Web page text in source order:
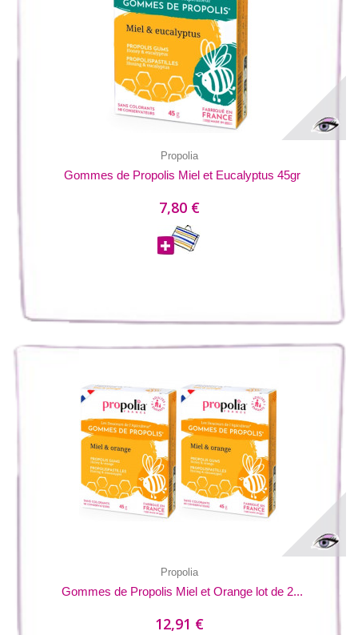
Propolia
Gommes de Propolis Miel et Eucalyptus 45gr
7,80 €
Propolia
Gommes de Propolis Miel et Orange lot de 2...
12,91 €